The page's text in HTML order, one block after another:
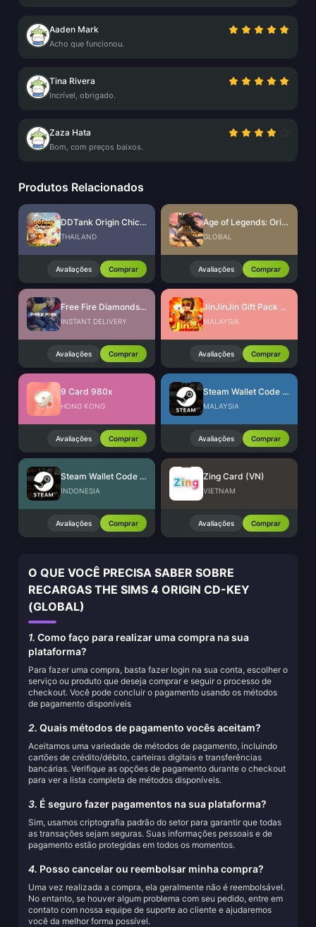
Aaden Mark
Acho que funcionou.
Tina Rivera
Incrível, obrigado.
Zaza Hata
Bom, com preços baixos.
Produtos Relacionados
DDTank Origin Chicken Coin
THAILAND
Avaliações Comprar
Age of Legends: Origin Diamonds
GLOBAL
Avaliações Comprar
Free Fire Diamonds EU + TR
INSTANT DELIVERY
Avaliações Comprar
JinJinJin Gift Pack Redeem Code
MALAYSIA
Avaliações Comprar
9 Card 980x
HONG KONG
Avaliações Comprar
Steam Wallet Code (MYR)
MALAYSIA
Avaliações Comprar
Steam Wallet Code (IDR)
INDONESIA
Avaliações Comprar
Zing Card (VN)
VIETNAM
Avaliações Comprar
O QUE VOCÊ PRECISA SABER SOBRE
RECARGAS THE SIMS 4 ORIGIN CD-KEY
(GLOBAL)
1. Como faço para realizar uma compra na sua
plataforma?
Para fazer uma compra, basta fazer login na sua conta, escolher o
serviço ou produto que deseja comprar e seguir o processo de
checkout. Você pode concluir o pagamento usando os métodos
de pagamento disponíveis
2. Quais métodos de pagamento vocês aceitam?
Aceitamos uma variedade de métodos de pagamento, incluindo
cartões de crédito/débito, carteiras digitais e transferências
bancárias. Verifique as opções de pagamento durante o checkout
para ver a lista completa de métodos disponíveis.
3. É seguro fazer pagamentos na sua plataforma?
Sim, usamos criptografia padrão do setor para garantir que todas
as transações sejam seguras. Suas informações pessoais e de
pagamento estão protegidas em todos os momentos.
4. Posso cancelar ou reembolsar minha compra?
Uma vez realizada a compra, ela geralmente não é reembolsável.
No entanto, se houver algum problema com seu pedido, entre em
contato com nossa equipe de suporte ao cliente e ajudaremos
você da melhor forma possível.